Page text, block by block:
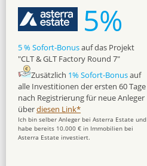
5%
5 % Sofort-Bonusauf das Projekt
"CLT & GLT Factory Round 7"
Zusätzlich 1% Sofort-Bonusauf
alle Investitionen der ersten 60 Tage
nach Registrierung für neue Anleger
überdiesen Link*
Ich bin selber Anleger bei Asterra Estate und
habe bereits 10.000 € in Immobilien bei
Asterra Estate investiert.